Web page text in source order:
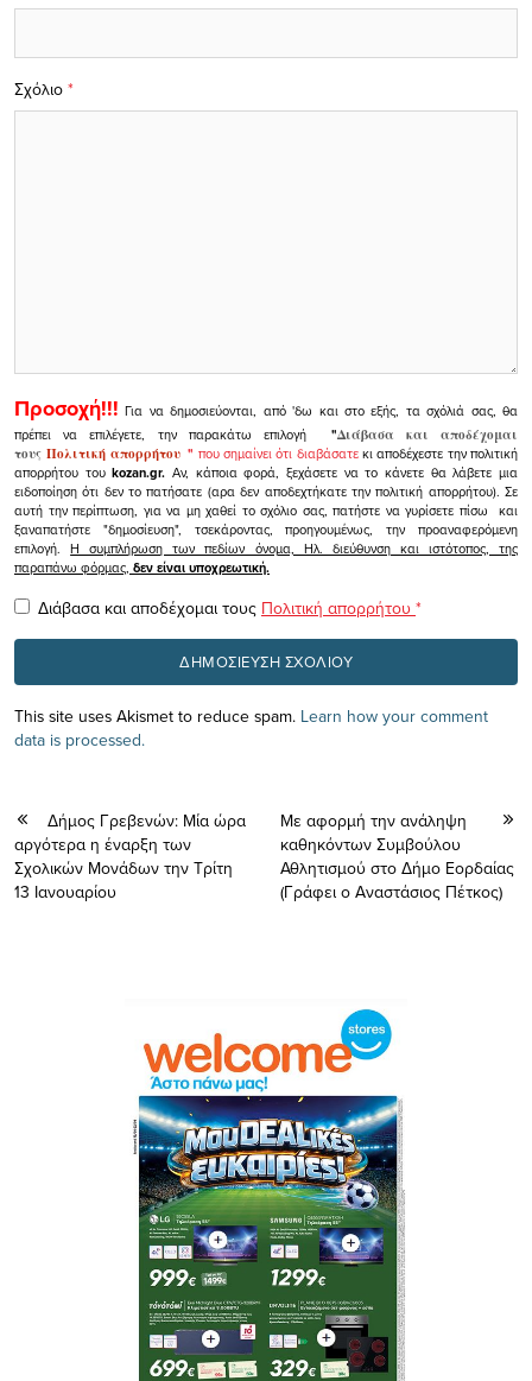
Σχόλιο *
Προσοχή!!! Για να δημοσιεύονται, από 'δω και στο εξής, τα σχόλιά σας, θα
πρέπει να επιλέγετε, την παρακάτω επιλογή
"Διάβασα και αποδέχομαι
τουςΠολιτική απορρήτου" που σημαίνει ότι διαβάσατεκι αποδέχεστε την πολιτική
απορρήτου τουkozan.gr. Αν, κάποια φορά, ξεχάσετε να το κάνετε θα λάβετε μια
ειδοποίηση ότι δεν το πατήσατε (αρα δεν αποδεχτήκατε την πολιτική απορρήτου). Σε
αυτή την περίπτωση, για να μη χαθεί το σχόλιο σας, πατήστε να γυρίσετε πίσω και
ξαναπατήστε "δημοσίευση", τσεκάροντας, προηγουμένως, την προαναφερόμενη
επιλογή.Η συμπλήρωση των πεδίων όνομα, Ηλ. διεύθυνση και ιστότοπος, της
παραπάνω φόρμας, δεν είναι υποχρεωτική.
Διάβασα και αποδέχομαι τους Πολιτική απορρήτου *
This site uses Akismet to reduce spam. Learn how your comment
data is processed.
Δήμος Γρεβενών: Μία ώρα
αργότερα η έναρξη των
Σχολικών Μονάδων την Τρίτη
13 Ιανουαρίου
Με αφορμή την ανάληψη
καθηκόντων Συμβούλου
Αθλητισμού στο Δήμο Εορδαίας
(Γράφει ο Αναστάσιος Πέτκος)